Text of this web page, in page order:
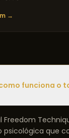
→
como funciona o
Freedom
psicológica que